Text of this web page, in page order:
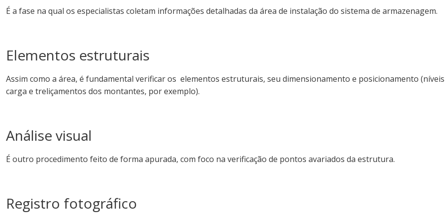
É a fase na qual os especialistas coletam informações detalhadas da área de instalação do sistema de armazenagem.
Elementos estruturais
Assim como a área, é fundamental verificar os elementos estruturais, seu dimensionamento e posicionamento
carga e treliçamentos dos montantes, por exemplo).
Análise visual
É outro procedimento feito de forma apurada, com foco na verificação de pontos avariados da estrutura.
Registro fotográfico